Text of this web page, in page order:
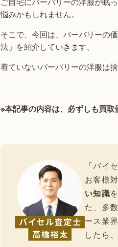
悩みかもしれません。
そこで、今回は、バーバリーの
法」を紹介していきます。
着ていないバーバリーの洋服は
※本記事の内容は、必ずしも買取
「バイ
お客様
い知識
た、多
ース業
したら